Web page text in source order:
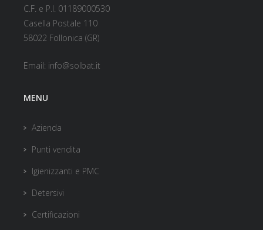
C.F. e P.I. 01189000530
Casella Postale 110
58022 Follonica (GR)
Email: info@solbat.it
MENU
Azienda
Punti vendita
Igienizzanti e PMC
Detersivi
Certificazioni